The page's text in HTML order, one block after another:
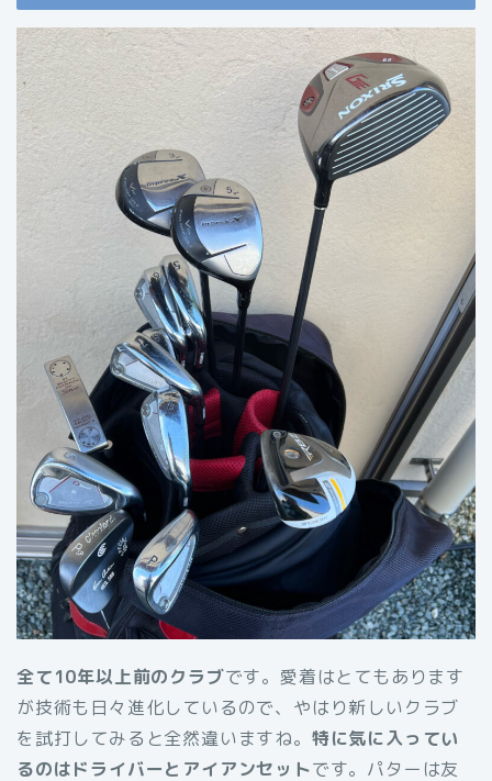
全て10年以上前のクラブです。愛着はとてもあります
が技術も日々進化しているので、やはり新しいクラブ
を試打してみると全然違いますね。 特に気に入ってい
るのはドライバーとアイアンセットです。パターは友